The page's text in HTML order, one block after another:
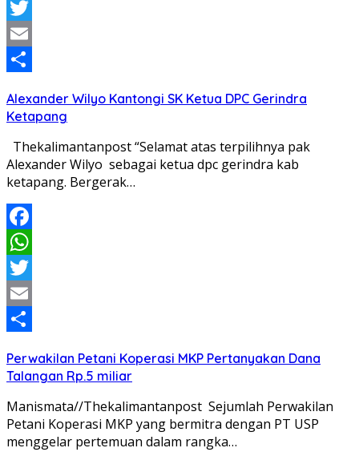
WhatsApp
Twitter
Email
Alexander Wilyo Kantongi SK Ketua DPC Gerindra
Ketapang
Thekalimantanpost “Selamat atas terpilihnya pak
Alexander Wilyo sebagai ketua dpc gerindra kab
ketapang. Bergerak…
Facebook
WhatsApp
Twitter
Email
Perwakilan Petani Koperasi MKP Pertanyakan Dana
Talangan Rp.5 miliar
Manismata//Thekalimantanpost Sejumlah Perwakilan
Petani Koperasi MKP yang bermitra dengan PT USP
menggelar pertemuan dalam rangka…